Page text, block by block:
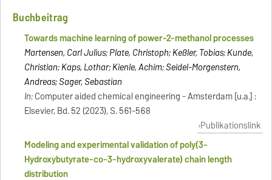
Buchbeitrag
Towards machine learning of power-2-methanol processes
Martensen, Carl Julius; Plate, Christoph; Keßler, Tobias; Kunde,
Christian; Kaps, Lothar; Kienle, Achim; Seidel-Morgenstern,
Andreas; Sager, Sebastian
In:Computer aided chemical engineering - Amsterdam [u.a.] :
Elsevier, Bd. 52 (2023), S. 561-568
Publikationslink
Modeling and experimental validation of poly(3-
Hydroxybutyrate-co-3-hydroxyvalerate) chain length
distribution